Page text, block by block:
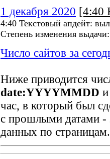
1 декабря 2020 [4:40
4:40 Текстовый апдейт:
Степень изменения
Число сайтов за
Ниже приводится
date:YYYYMMDD
час, в который был
с прошлыми датами -
данных по страницам.